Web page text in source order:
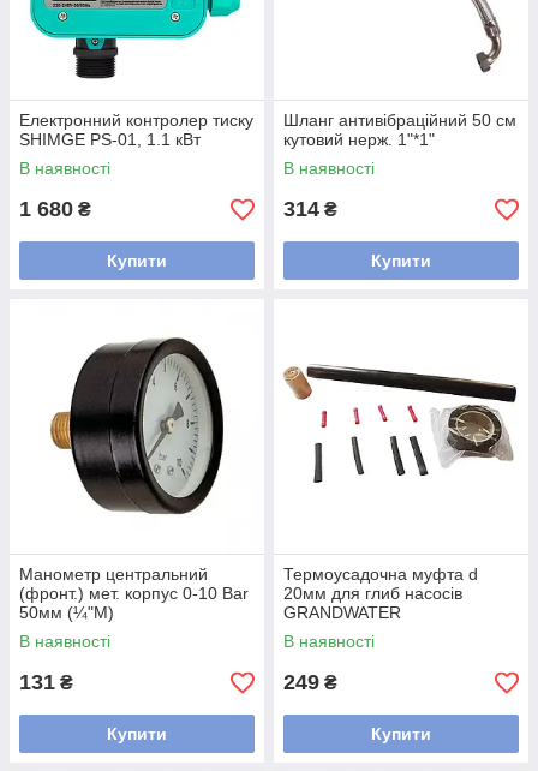
Електронний контролер тиску
SHIMGE PS-01, 1.1 кВт
В наявності
1 680 ₴
Купити
Шланг антивібраційний 50 см
кутовий нерж. 1"*1"
В наявності
314 ₴
Купити
Манометр центральний
(фронт.) мет. корпус 0-10 Bar
50мм (¼"М)
В наявності
131 ₴
Купити
Термоусадочна муфта d
20мм для глиб насосів
GRANDWATER
В наявності
249 ₴
Купити